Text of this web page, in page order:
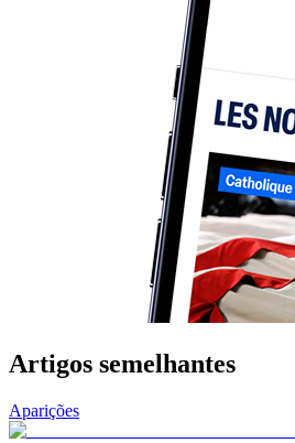
Artigos semelhantes
Aparições